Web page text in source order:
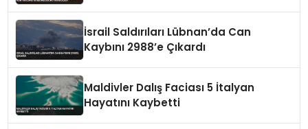
İsrail Saldırıları Lübnan’da Can
Kaybını 2988’e Çıkardı
Maldivler Dalış Faciası 5 İtalyan
Hayatını Kaybetti